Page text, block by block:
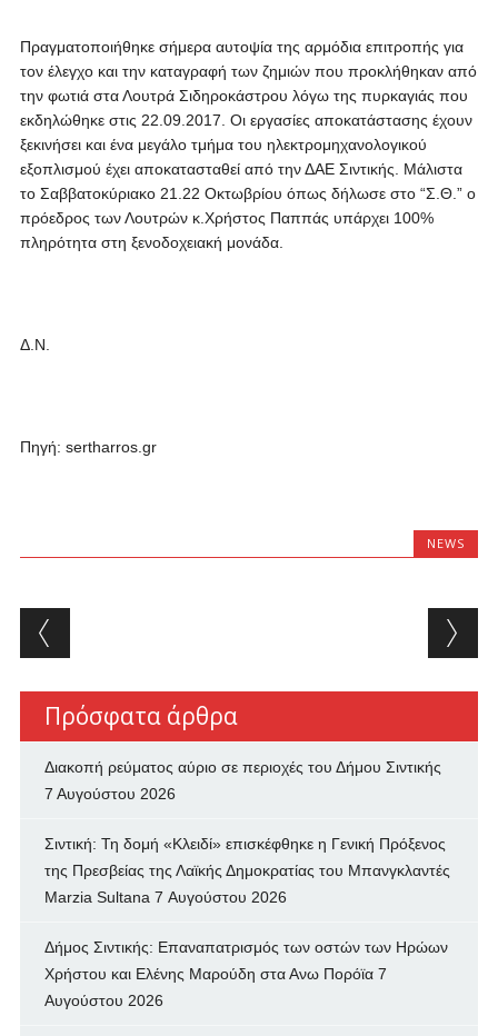
Πραγματοποιήθηκε σήμερα αυτοψία της αρμόδια επιτροπής για
τον έλεγχο και την καταγραφή των ζημιών που προκλήθηκαν από
την φωτιά στα Λουτρά Σιδηροκάστρου λόγω της πυρκαγιάς που
εκδηλώθηκε στις 22.09.2017. Οι εργασίες αποκατάστασης έχουν
ξεκινήσει και ένα μεγάλο τμήμα του ηλεκτρομηχανολογικού
εξοπλισμού έχει αποκατασταθεί από την ΔΑΕ Σιντικής. Μάλιστα
το Σαββατοκύριακο 21.22 Οκτωβρίου όπως δήλωσε στο “Σ.Θ.” ο
πρόεδρος των Λουτρών κ.Χρήστος Παππάς υπάρχει 100%
πληρότητα στη ξενοδοχειακή μονάδα.
Δ.Ν.
Πηγή: sertharros.gr
NEWS
Post navigation
Πρόσφατα άρθρα
Διακοπή ρεύματος αύριο σε περιοχές του Δήμου Σιντικής
7 Αυγούστου 2026
Σιντική: Τη δομή «Κλειδί» επισκέφθηκε η Γενική Πρόξενος
της Πρεσβείας της Λαϊκής Δημοκρατίας του Μπανγκλαντές
Marzia Sultana 7 Αυγούστου 2026
Δήμος Σιντικής: Επαναπατρισμός των oστών των Ηρώων
Χρήστου και Ελένης Μαρούδη στα Ανω Πορόϊα 7
Αυγούστου 2026